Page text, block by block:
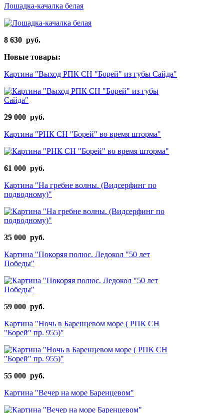
Лошадка-качалка белая
8 630 руб.
Новые товары:
Картина "Выход РПК СН "Борей" из губы Сайда"
29 000 руб.
Картина "РНК СН "Борей" во время шторма"
61 000 руб.
Картина "На гребне волны. (Видсерфинг по
подводному)"
35 000 руб.
Картина "Покоряя полюс. Ледокол "50 лет
Победы"
59 000 руб.
Картина "Ночь в Баренцевом море ( РПК СН
"Борей" пр. 955)"
55 000 руб.
Картина "Вечер на море Баренцевом"